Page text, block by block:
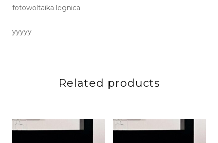
fotowoltaika legnica
yyyyy
Related products